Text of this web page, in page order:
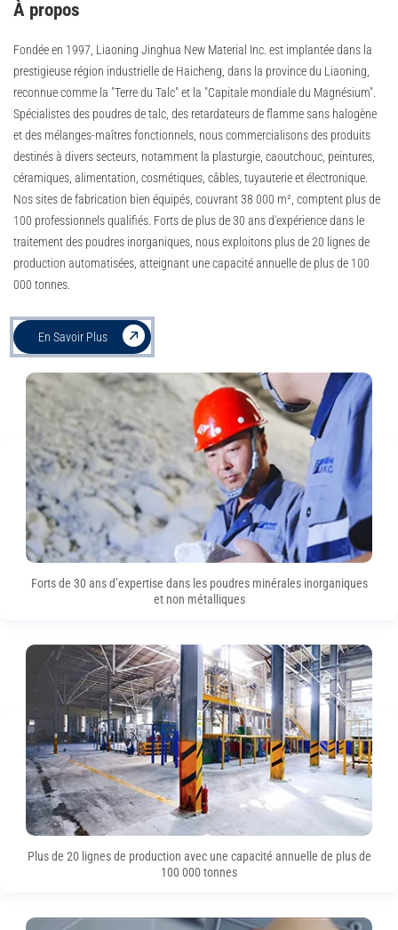
À propos
Fondée en 1997, Liaoning Jinghua New Material Inc. est implantée dans la
prestigieuse région industrielle de Haicheng, dans la province du Liaoning,
reconnue comme la "Terre du Talc" et la "Capitale mondiale du Magnésium".
Spécialistes des poudres de talc, des retardateurs de flamme sans halogène
et des mélanges-maîtres fonctionnels, nous commercialisons des produits
destinés à divers secteurs, notamment la plasturgie, caoutchouc, peintures,
céramiques, alimentation, cosmétiques, câbles, tuyauterie et électronique.
Nos sites de fabrication bien équipés, couvrant 38 000 m², comptent plus de
100 professionnels qualifiés. Forts de plus de 30 ans d'expérience dans le
traitement des poudres inorganiques, nous exploitons plus de 20 lignes de
production automatisées, atteignant une capacité annuelle de plus de 100
000 tonnes.
En Savoir Plus
Forts de 30 ans d’expertise dans les poudres minérales inorganiques
et non métalliques
Plus de 20 lignes de production avec une capacité annuelle de plus de
100 000 tonnes